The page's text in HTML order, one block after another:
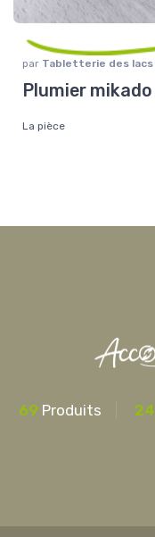
par Tabletterie des lacs
Plumier mikado
La pièce
69 Produits 24